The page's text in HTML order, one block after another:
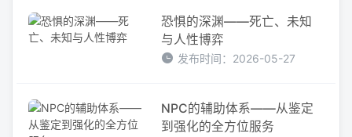
恐惧的深渊——死亡、未知
与人性博弈
发布时间：2026-05-27
NPC的辅助体系——从鉴定
到强化的全方位服务